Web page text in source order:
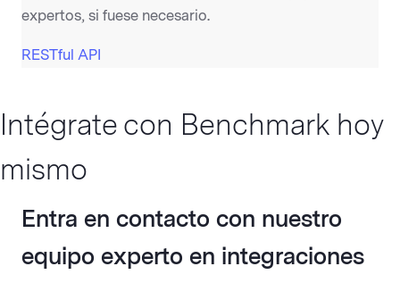
expertos, si fuese necesario.
RESTful API
Intégrate con Benchmark hoy
mismo
Entra en contacto con nuestro
equipo experto en integraciones